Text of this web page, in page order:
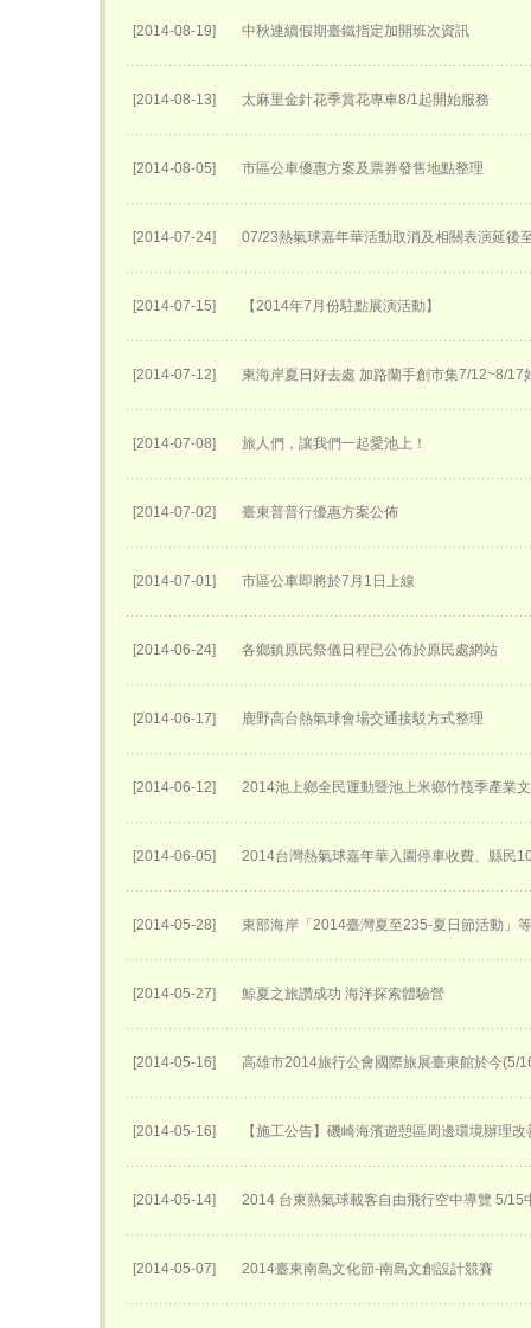
[2014-08-19] 中秋連續假期臺鐵指定加開班次資訊
[2014-08-13] 太麻里金針花季賞花專車8/1起開始服務
[2014-08-05] 市區公車優惠方案及票券發售地點整理
[2014-07-24] 07/23熱氣球嘉年華活動取消及相關表演延後
[2014-07-15] 【2014年7月份駐點展演活動】
[2014-07-12] 東海岸夏日好去處 加路蘭手創市集7/12~8/17
[2014-07-08] 旅人們，讓我們一起愛池上！
[2014-07-02] 臺東普普行優惠方案公佈
[2014-07-01] 市區公車即將於7月1日上線
[2014-06-24] 各鄉鎮原民祭儀日程已公佈於原民處網站
[2014-06-17] 鹿野高台熱氣球會場交通接駁方式整理
[2014-06-12] 2014池上鄉全民運動暨池上米鄉竹筏季產業
[2014-06-05] 2014台灣熱氣球嘉年華入園停車收費、縣民
[2014-05-28] 東部海岸「2014臺灣夏至235-夏日節活動」
[2014-05-27] 鯨夏之旅讚成功 海洋探索體驗營
[2014-05-16] 高雄市2014旅行公會國際旅展臺東館於今(5/
[2014-05-16] 【施工公告】磯崎海濱遊憩區周邊環境辦理改
[2014-05-14] 2014 台東熱氣球載客自由飛行空中導覽 5/15
[2014-05-07] 2014臺東南島文化節-南島文創設計競賽